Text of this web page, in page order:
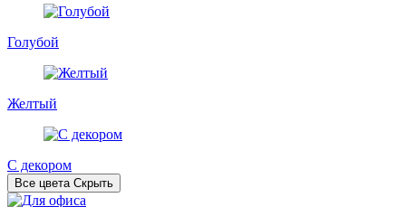
Голубой
Желтый
С декором
Все цвета Скрыть